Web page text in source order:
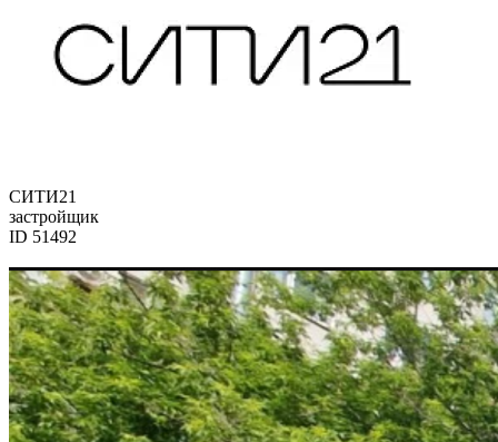
СИТИ21
застройщик
ID 51492